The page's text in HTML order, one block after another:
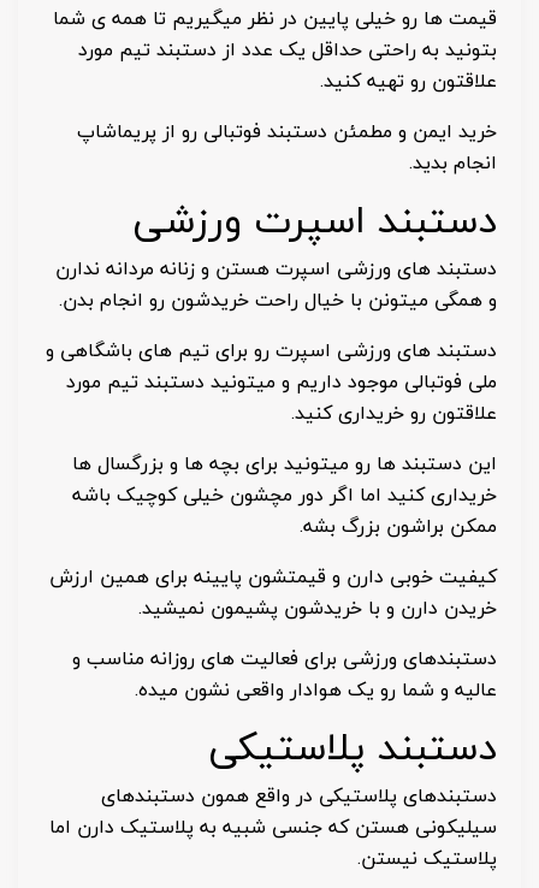
قیمت ها رو خیلی پایین در نظر میگیریم تا همه ی شما
بتونید به راحتی حداقل یک عدد از دستبند تیم مورد
علاقتون رو تهیه کنید.
خرید ایمن و مطمئن دستبند فوتبالی رو از پریماشاپ
انجام بدید.
دستبند اسپرت ورزشی
دستبند های ورزشی اسپرت هستن و زنانه مردانه ندارن
و همگی میتونن با خیال راحت خریدشون رو انجام بدن.
دستبند های ورزشی اسپرت رو برای تیم های باشگاهی و
ملی فوتبالی موجود داریم و میتونید دستبند تیم مورد
علاقتون رو خریداری کنید.
این دستبند ها رو میتونید برای بچه ها و بزرگسال ها
خریداری کنید اما اگر دور مچشون خیلی کوچیک باشه
ممکن براشون بزرگ بشه.
کیفیت خوبی دارن و قیمتشون پایینه برای همین ارزش
خریدن دارن و با خریدشون پشیمون نمیشید.
دستبندهای ورزشی برای فعالیت های روزانه مناسب و
عالیه و شما رو یک هوادار واقعی نشون میده.
دستبند پلاستیکی
دستبندهای پلاستیکی در واقع همون دستبندهای
سیلیکونی هستن که جنسی شبیه به پلاستیک دارن اما
پلاستیک نیستن.